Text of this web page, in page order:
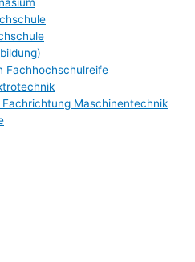
Fachhochschulreife
Maschinentechnik